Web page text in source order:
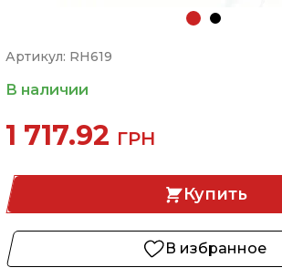
Артикул: RH619
В наличии
1 717.92 ГРН
Купить
В избранное